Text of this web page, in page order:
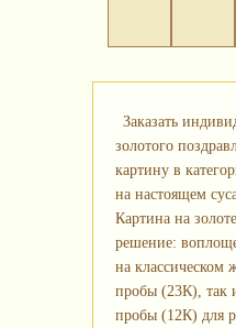
Заказать
золотого
картину в
на настоящем
Картина на
решение:
на классическом
пробы (23К), так
пробы (12К) для